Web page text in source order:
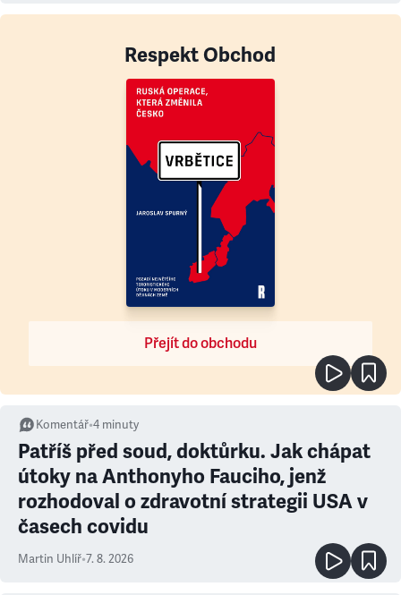
Respekt Obchod
Přejít do obchodu
Komentář•4 minuty
Patříš před soud, doktůrku. Jak chápat
útoky na Anthonyho Fauciho, jenž
rozhodoval o zdravotní strategii USA v
časech covidu
Martin Uhlíř•7. 8. 2026